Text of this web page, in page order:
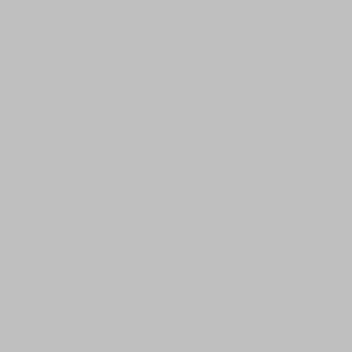
dazu dass ich ein Teil des
00:04:12: später also am
00:04:17: helf mir mal
da wo die auch
00:04:25: dann warst du
hast Durst wann hat man
00:04:32: ob man das
Werdegang um auch ein
00:04:41: Aber ja und
00:04:49: kann und